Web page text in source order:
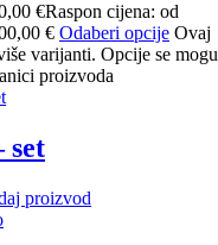
€Raspon cijena: od
€ Odaberi opcije Ovaj
varijanti. Opcije se mogu
proizvoda
set
proizvod